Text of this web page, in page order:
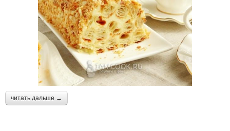
читать дальше →